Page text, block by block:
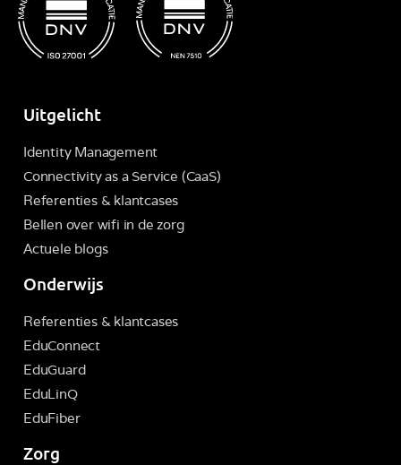
Uitgelicht
Identity Management
Connectivity as a Service (CaaS)
Referenties & klantcases
Bellen over wifi in de zorg
Actuele blogs
Onderwijs
Referenties & klantcases
EduConnect
EduGuard
EduLinQ
EduFiber
Zorg